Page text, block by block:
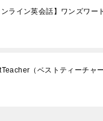
ンライン英会話】ワンズワ
（ベストティーチャ